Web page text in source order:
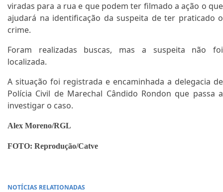
viradas para a rua e que podem ter filmado a ação o que
ajudará na identificação da suspeita de ter praticado o
crime.
Foram realizadas buscas, mas a suspeita não foi
localizada.
A situação foi registrada e encaminhada a delegacia de
Polícia Civil de Marechal Cândido Rondon que passa a
investigar o caso.
Alex Moreno/RGL
FOTO: Reprodução/Catve
NOTÍCIAS RELATIONADAS